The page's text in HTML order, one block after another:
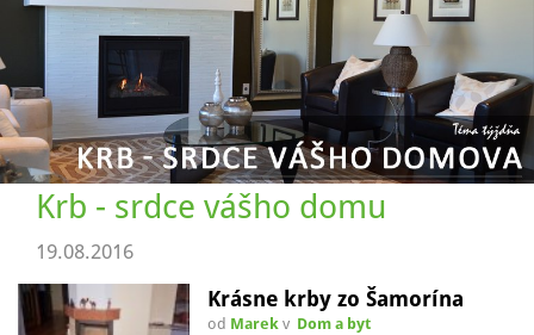
Krb - srdce vášho domu
19.08.2016
Krásne krby zo Šamorína
od Marek v Dom a byt